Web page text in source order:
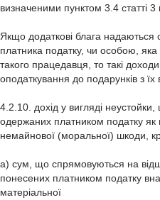
визначеними пунктом 3.4 статті 3
Якщо додаткові блага
платника податку, чи особою, яка
такого працедавця, то такі
оподаткування до подарунків з
4.2.10. дохід у вигляді
одержаних платником податку як
немайнової (моральної) шкоди,
а) сум, що спрямовуються на
понесених платником податку
матеріальної